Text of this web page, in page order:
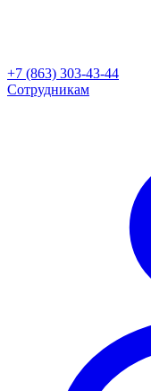
+7 (863) 303-43-44
Сотрудникам